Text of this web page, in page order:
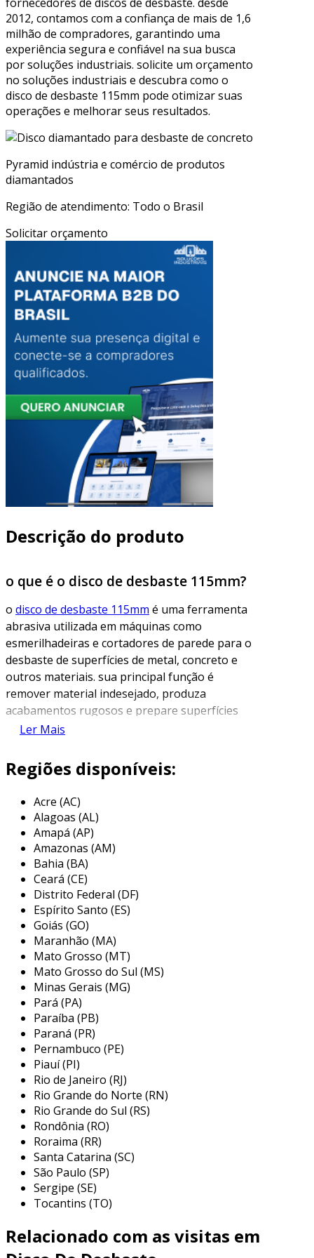
2012, contamos com a confiança de mais de 1,6
milhão de compradores, garantindo uma
experiência segura e confiável na sua busca
por soluções industriais. solicite um orçamento
no soluções industriais e descubra como o
disco de desbaste 115mm pode otimizar suas
operações e melhorar seus resultados.
Pyramid indústria e comércio de produtos
diamantados
Região de atendimento: Todo o Brasil
Solicitar orçamento
Descrição do produto
o que é o disco de desbaste 115mm?
o disco de desbaste 115mm é uma ferramenta
abrasiva utilizada em máquinas como
esmerilhadeiras e cortadores de parede para o
desbaste de superfícies de metal, concreto e
outros materiais. sua principal função é
remover material indesejado, produza
acabamentos rugosos e prepare superfícies
para processos subsequentes, como pintura
fabricado com grãos de abrasivos específicos e
desbaste de 115mm é ideal para trabalhos em
locais com espaço limitado, uma vez que seu
diâmetro permite manobras com facilidade.
esses discos variam em espessura e
composição, o que os torna adequados para
diferentes tipos de aplicações e acabamentos,
desde trabalhos industriais a hobby.
principais aplicações do disco de
desbaste 115mm
os discos de desbaste de 115mm são
amplamente utilizados em diversas disciplinas,
inclusive na construção civil, na indústria
metalúrgica e na fabricação de móveis. sua
versatilidade é um dos fatores mais atraentes,
pois possibilita realizar uma variedade de
tarefas com um único tipo de disco. abaixo
estão algumas das principais aplicações:
desbaste de metal:
remover rebarbas, soldas ou rust em
peças metálicas, preparando-as para
pintura ou soldagem.
desbaste de concreto:
concreto para acabamentos ou aplicações
de revestimento.
Ler Mais
Regiões disponíveis:
Acre (AC)
Alagoas (AL)
Amapá (AP)
Amazonas (AM)
Bahia (BA)
Ceará (CE)
Distrito Federal (DF)
Espírito Santo (ES)
Goiás (GO)
Maranhão (MA)
Mato Grosso (MT)
Mato Grosso do Sul (MS)
Minas Gerais (MG)
Pará (PA)
Paraíba (PB)
Paraná (PR)
Pernambuco (PE)
Piauí (PI)
Rio de Janeiro (RJ)
Rio Grande do Norte (RN)
Rio Grande do Sul (RS)
Rondônia (RO)
Roraima (RR)
Santa Catarina (SC)
São Paulo (SP)
Sergipe (SE)
Tocantins (TO)
Relacionado com as visitas em